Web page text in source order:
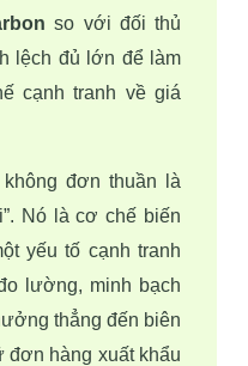
so với đối thủ
lệch đủ lớn để làm
cạnh tranh về giá
đơn thuần là
Nó là cơ chế biến
yếu tố cạnh tranh
lường, minh bạch
thẳng đến biên
đơn hàng xuất khẩu